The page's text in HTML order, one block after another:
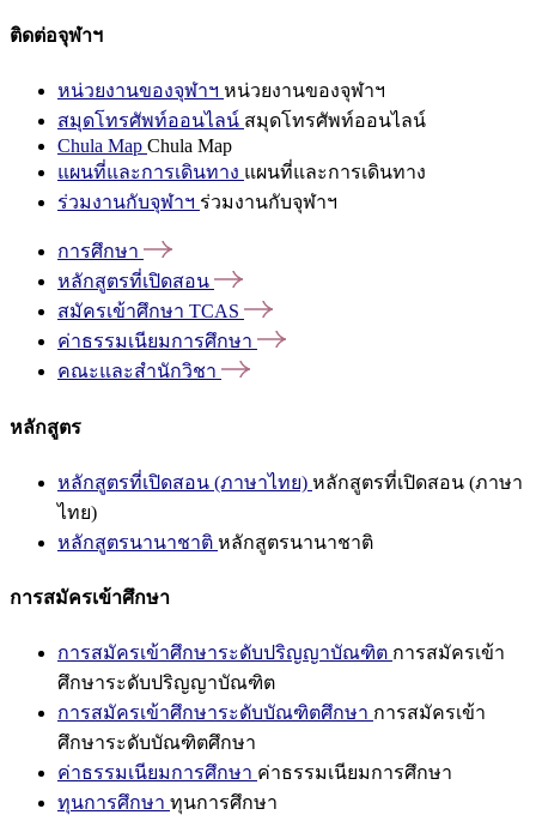
ติดต่อจุฬาฯ
หน่วยงานของจุฬาฯ หน่วยงานของจุฬาฯ
สมุดโทรศัพท์ออนไลน์ สมุดโทรศัพท์ออนไลน์
Chula Map Chula Map
แผนที่และการเดินทาง แผนที่และการเดินทาง
ร่วมงานกับจุฬาฯ ร่วมงานกับจุฬาฯ
การศึกษา
หลักสูตรที่เปิดสอน
สมัครเข้าศึกษา TCAS
ค่าธรรมเนียมการศึกษา
คณะและสำนักวิชา
หลักสูตร
หลักสูตรที่เปิดสอน (ภาษาไทย) หลักสูตรที่เปิดสอน (ภาษา
ไทย)
หลักสูตรนานาชาติ หลักสูตรนานาชาติ
การสมัครเข้าศึกษา
การสมัครเข้าศึกษาระดับปริญญาบัณฑิต การสมัครเข้า
ศึกษาระดับปริญญาบัณฑิต
การสมัครเข้าศึกษาระดับบัณฑิตศึกษา การสมัครเข้า
ศึกษาระดับบัณฑิตศึกษา
ค่าธรรมเนียมการศึกษา ค่าธรรมเนียมการศึกษา
ทุนการศึกษา ทุนการศึกษา